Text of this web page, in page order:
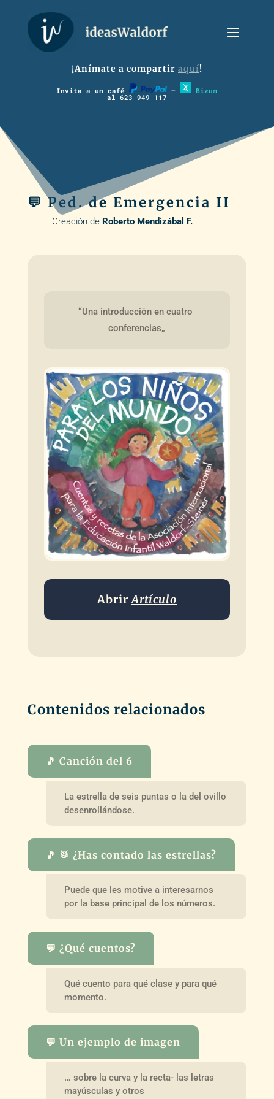
¡Anímate a compartir aquí!
Invita a un café – Bizum
al 623 949 117
💬 Ped. de Emergencia II
Creación de Roberto Mendizábal F.
“Una introducción en cuatro
conferencias„
AbrirArtículo
Contenidos relacionados
🎵 Canción del 6
La estrella de seis puntas o la del ovillo
desenrollándose.
🎵 🥁 ¿Has contado las estrellas?
Puede que les motive a interesarnos
por la base principal de los números.
💬 ¿Qué cuentos?
Qué cuento para qué clase y para qué
momento.
💬 Un ejemplo de imagen
… sobre la curva y la recta- las letras
mayúsculas y otros